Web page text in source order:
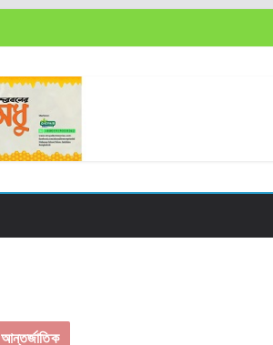
আন্তর্জাতিক